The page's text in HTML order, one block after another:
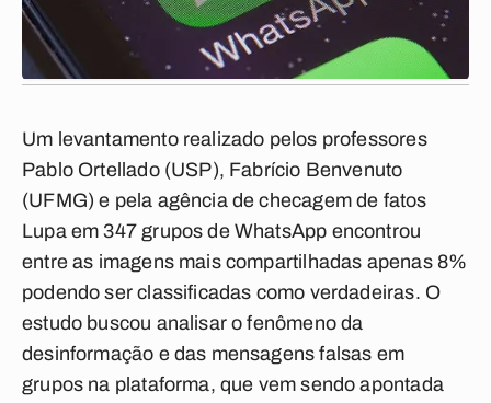
Um levantamento realizado pelos professores
Pablo Ortellado (USP), Fabrício Benvenuto
(UFMG) e pela agência de checagem de fatos
Lupa em 347 grupos de WhatsApp encontrou
entre as imagens mais compartilhadas apenas 8%
podendo ser classificadas como verdadeiras. O
estudo buscou analisar o fenômeno da
desinformação e das mensagens falsas em
grupos na plataforma, que vem sendo apontada